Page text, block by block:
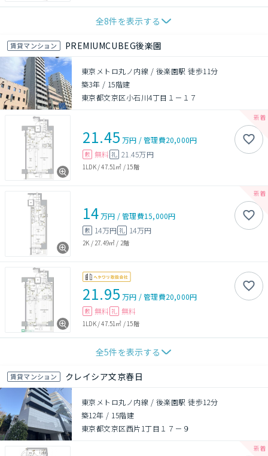
全8件を表示する
賃貸マンション PREMIUMCUBEG後楽園
東京メトロ丸ノ内線 / 後楽園駅 徒歩11分
築3年 / 15階建
東京都文京区小石川4丁目１－１７
21.45 万円 /管理費20,000円
敷 無料 礼 21.45万円
1LDK/47.51㎡ / 15階
14万円 /管理費15,000円
敷 14万円 礼 14万円
2K / 27.49㎡ / 2階
21.95 万円 /管理費20,000円
敷 無料 礼 無料
1LDK/47.51㎡ /15階
全5件を表示する
賃貸マンション クレイシア文京春日
東京メトロ丸ノ内線 / 後楽園駅 徒歩12分
築12年 / 15階建
東京都文京区西片1丁目１７－９